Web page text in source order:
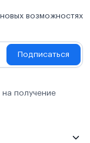
возможностях
Подписаться
получение